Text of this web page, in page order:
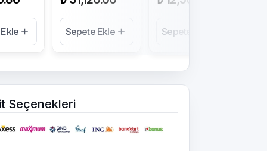
Sepete Ekle Sepete Ekle
Seçenekleri